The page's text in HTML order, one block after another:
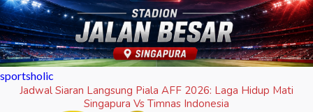
sportsholic
Jadwal Siaran Langsung Piala AFF 2026: Laga Hidup Mati
Singapura Vs Timnas Indonesia